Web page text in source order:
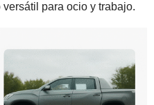
para ocio y trabajo.